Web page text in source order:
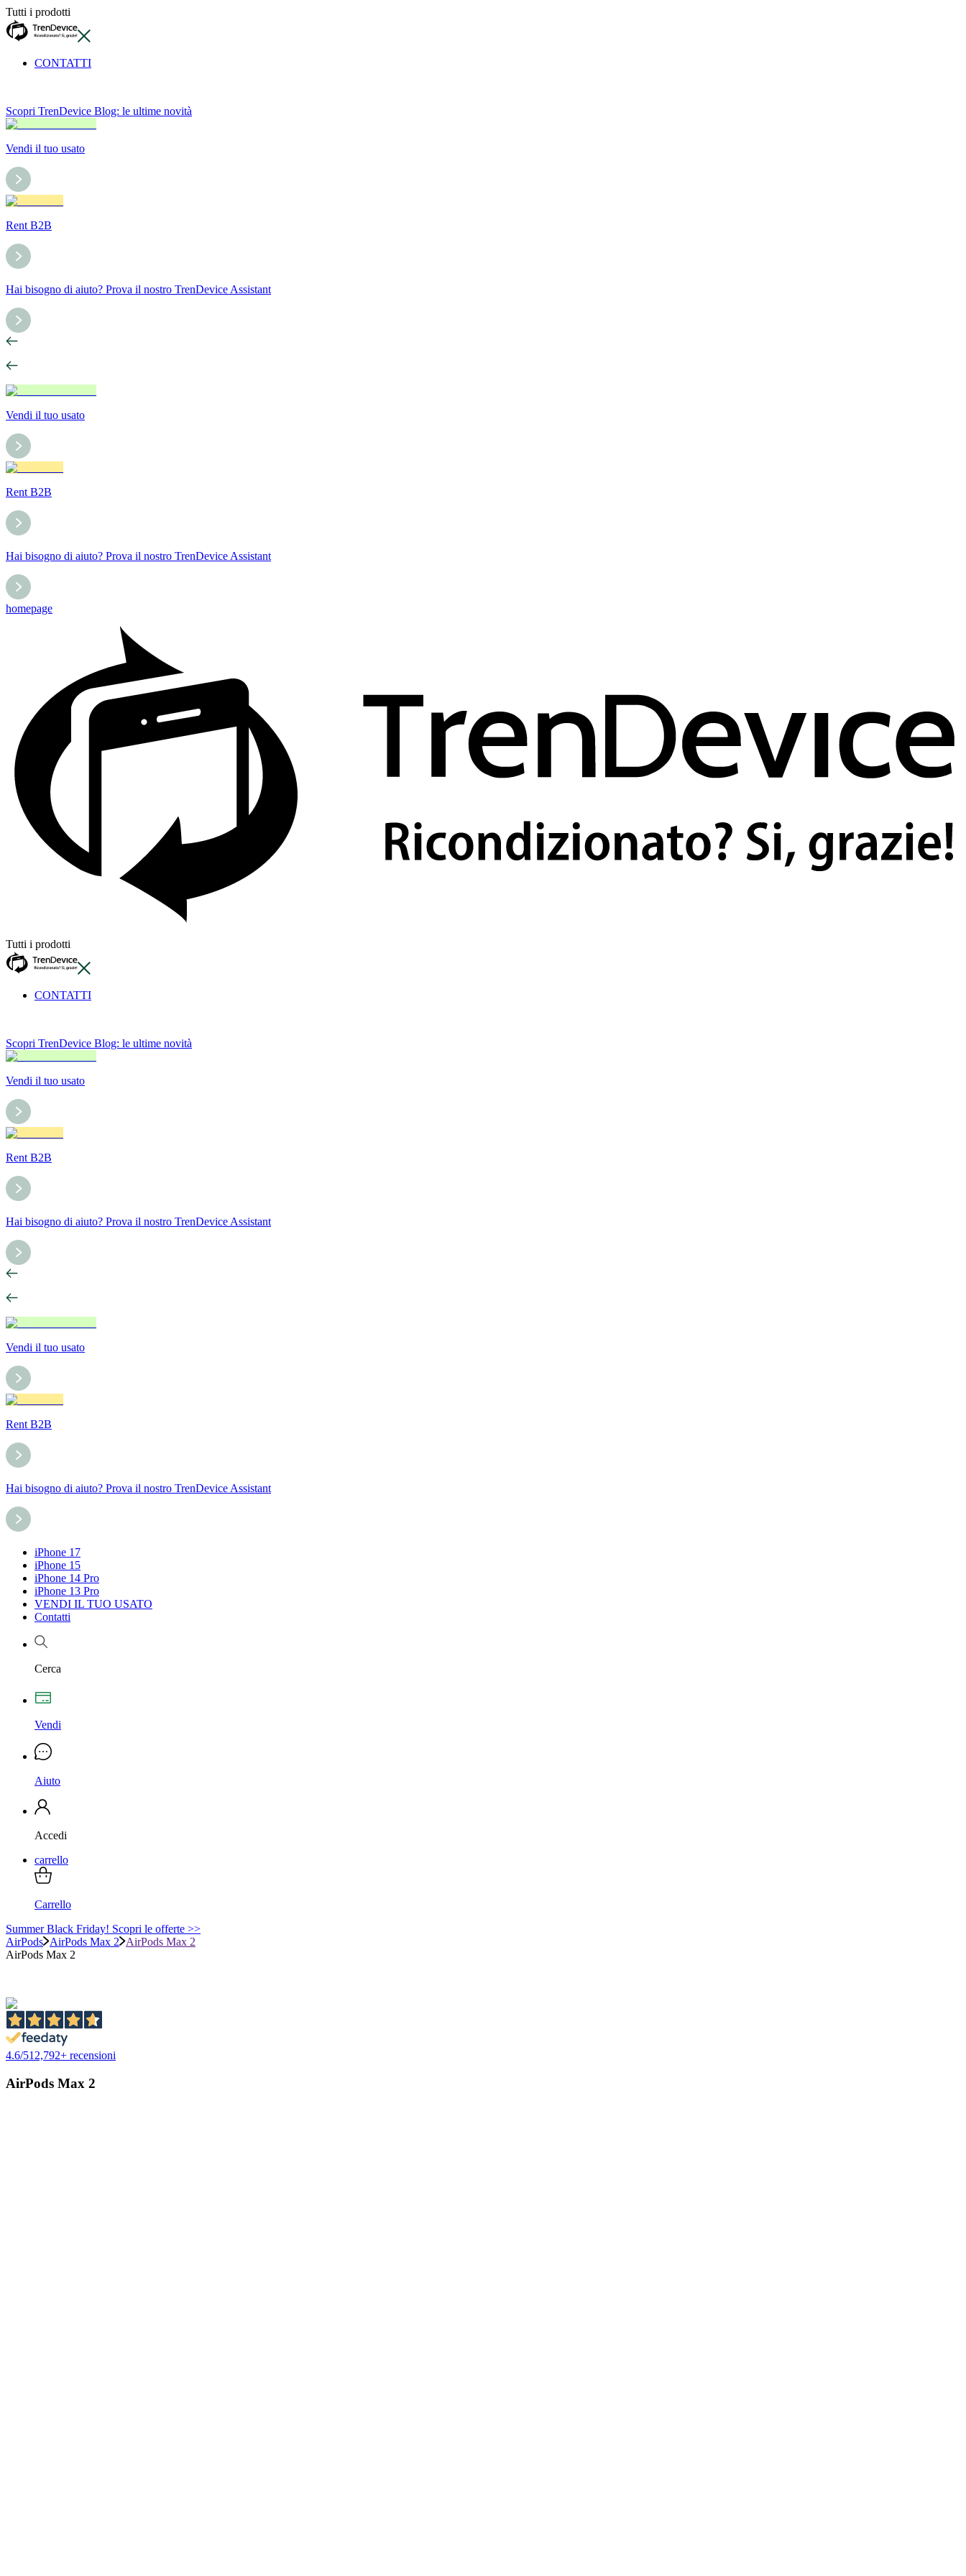
Tutti i prodotti
CONTATTI
Scopri TrenDevice Blog: le ultime novità
Vendi il tuo usato
Rent B2B
Hai bisogno di aiuto? Prova il nostro TrenDevice Assistant
Vendi il tuo usato
Rent B2B
Hai bisogno di aiuto? Prova il nostro TrenDevice Assistant
homepage
Tutti i prodotti
CONTATTI
Scopri TrenDevice Blog: le ultime novità
Vendi il tuo usato
Rent B2B
Hai bisogno di aiuto? Prova il nostro TrenDevice Assistant
Vendi il tuo usato
Rent B2B
Hai bisogno di aiuto? Prova il nostro TrenDevice Assistant
iPhone 17
iPhone 15
iPhone 14 Pro
iPhone 13 Pro
VENDI IL TUO USATO
Contatti
Cerca
Vendi
Aiuto
Accedi
carrello
Carrello
Summer Black Friday! Scopri le offerte >>
AirPods AirPods Max 2
AirPods Max 2
AirPods Max 2
4.6/512,792+ recensioni
AirPods Max 2